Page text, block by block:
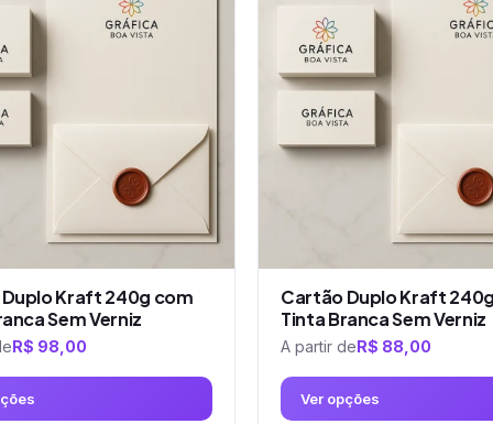
variantes.
As
podem
ser
do
produto
Kraft 240g com
Sem Verniz
R$ 98,00
Cartão Duplo Kraft
Tinta Branca Sem Verniz
A partir deR$ 88,00
Ver opções